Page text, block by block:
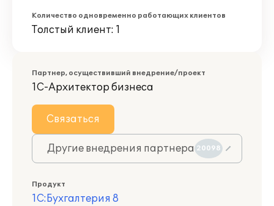
Количество одновременно работающих клиентов
Толстый клиент: 1
Партнер, осуществивший внедрение/проект
1С-Архитектор бизнеса
Связаться
Другие внедрения партнера 20098
Продукт
1С:Бухгалтерия 8